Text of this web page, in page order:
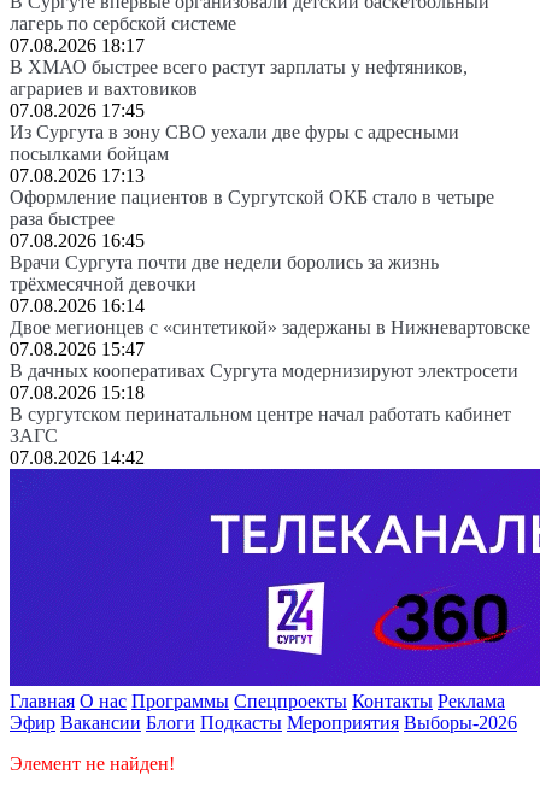
лагерь по сербской системе
07.08.2026 18:17
В ХМАО быстрее всего растут зарплаты у нефтяников,
аграриев и вахтовиков
07.08.2026 17:45
Из Сургута в зону СВО уехали две фуры с адресными
посылками бойцам
07.08.2026 17:13
Оформление пациентов в Сургутской ОКБ стало в четыре
раза быстрее
07.08.2026 16:45
Врачи Сургута почти две недели боролись за жизнь
трёхмесячной девочки
07.08.2026 16:14
Двое мегионцев с «синтетикой» задержаны в Нижневартовске
07.08.2026 15:47
В дачных кооперативах Сургута модернизируют электросети
07.08.2026 15:18
В сургутском перинатальном центре начал работать кабинет
ЗАГС
07.08.2026 14:42
Главная О нас Программы Спецпроекты Контакты Реклама
Эфир Вакансии Блоги Подкасты Мероприятия Выборы-2026
Элемент не найден!